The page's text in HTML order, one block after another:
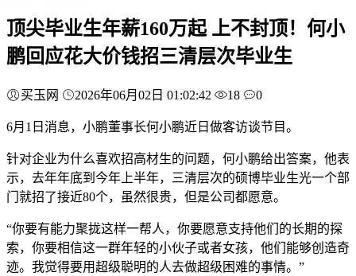
顶尖毕业生年薪160万起 上不封顶！何小
鹏回应花大价钱招三清层次毕业生
买玉网 2026年06月02日 01:02:42 18 0
6月1日消息，小鹏董事长何小鹏近日做客访谈节目。
针对企业为什么喜欢招高材生的问题，何小鹏给出答案，他表
示，去年年底到今年上半年，三清层次的硕博毕业生光一个部
门就招了接近80个，虽然很贵，但是公司都愿意。
“你要有能力聚拢这样一帮人，你要愿意支持他们的长期的探
索，你要相信这一群年轻的小伙子或者女孩，他们能够创造奇
迹。我觉得要用超级聪明的人去做超级困难的事情。”